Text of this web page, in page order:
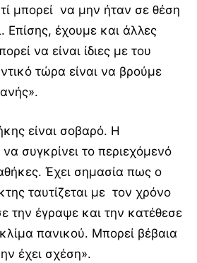
μπορεί να μην ήταν σε θέση
Επίσης, έχουμε και άλλες
να είναι ίδιες με του
τώρα είναι να βρούμε
είναι σοβαρό. Η
συγκρίνει το περιεχόμενό
Έχει σημασία πως ο
ταυτίζεται με τον χρόνο
την έγραψε και την κατέθεσε
πανικού. Μπορεί βέβαια
έχει σχέση».